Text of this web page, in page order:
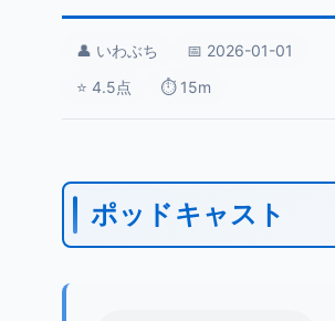
👤 いわぶち
📅 2026-01-01
⭐ 4.5点
⏱️ 15m
ポッドキャスト